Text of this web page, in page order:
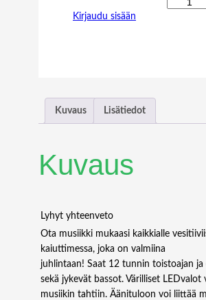
G
6
4
G
Kirjaudu sisään
Kuvaus Lisätiedot
Kuvaus
Lyhyt yhteenveto
Ota musiikki mukaasi kaikkialle
kaiuttimessa, joka on valmiina
juhlintaan! Saat 12 tunnin toistoajan ja
sekä jykevät bassot. Värilliset LEDvalot
musiikin tahtiin. Äänituloon voi liittää